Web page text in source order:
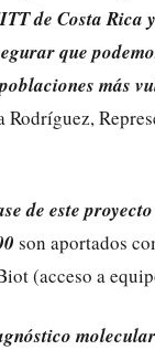
de Costa Rica
que
más
Rodríguez,
de este
son aportados
(acceso a